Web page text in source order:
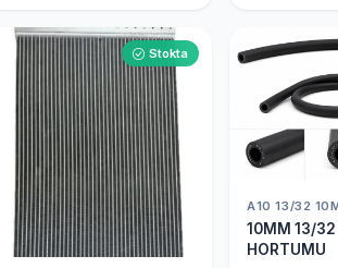
Stokta
A10 13/32
10MM 13/32
HORTUMU